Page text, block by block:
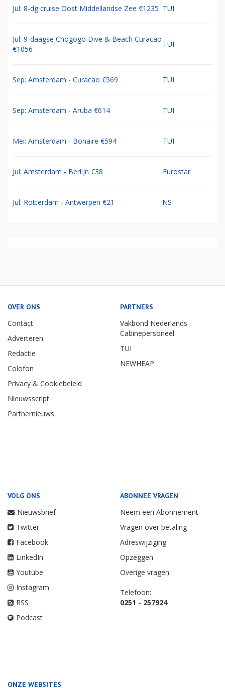
Jul: 8-dg cruise Oost Middellandse Zee €1235 TUI
Jul: 9-daagse Chogogo Dive & Beach Curacao
€1056
TUI
Sep: Amsterdam - Curacao €569 TUI
Sep: Amsterdam - Aruba €614 TUI
Mei: Amsterdam - Bonaire €594 TUI
Jul: Amsterdam - Berlijn €38 Eurostar
Jul: Rotterdam - Antwerpen €21 NS
OVER ONS
Contact
Adverteren
Redactie
Colofon
Privacy & Cookiebeleid
Nieuwsscript
Partnernieuws
PARTNERS
Vakbond Nederlands
Cabinepersoneel
TUI
NEWHEAP
VOLG ONS
Nieuwsbrief
Twitter
Facebook
LinkedIn
Youtube
Instagram
RSS
Podcast
ABONNEE VRAGEN
Neem een Abonnement
Vragen over betaling
Adreswijziging
Opzeggen
Overige vragen
Telefoon:
0251 - 257924
ONZE WEBSITES